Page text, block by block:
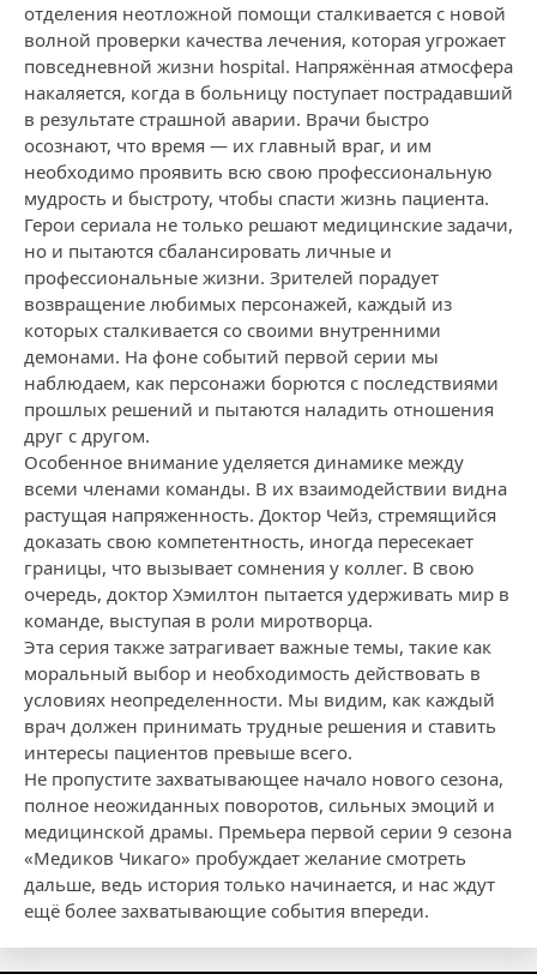
отделения неотложной помощи сталкивается с новой
волной проверки качества лечения, которая угрожает
повседневной жизни hospital. Напряжённая атмосфера
накаляется, когда в больницу поступает пострадавший
в результате страшной аварии. Врачи быстро
осознают, что время — их главный враг, и им
необходимо проявить всю свою профессиональную
мудрость и быстроту, чтобы спасти жизнь пациента.
Герои сериала не только решают медицинские задачи,
но и пытаются сбалансировать личные и
профессиональные жизни. Зрителей порадует
возвращение любимых персонажей, каждый из
которых сталкивается со своими внутренними
демонами. На фоне событий первой серии мы
наблюдаем, как персонажи борются с последствиями
прошлых решений и пытаются наладить отношения
друг с другом.
Особенное внимание уделяется динамике между
всеми членами команды. В их взаимодействии видна
растущая напряженность. Доктор Чейз, стремящийся
доказать свою компетентность, иногда пересекает
границы, что вызывает сомнения у коллег. В свою
очередь, доктор Хэмилтон пытается удерживать мир в
команде, выступая в роли миротворца.
Эта серия также затрагивает важные темы, такие как
моральный выбор и необходимость действовать в
условиях неопределенности. Мы видим, как каждый
врач должен принимать трудные решения и ставить
интересы пациентов превыше всего.
Не пропустите захватывающее начало нового сезона,
полное неожиданных поворотов, сильных эмоций и
медицинской драмы. Премьера первой серии 9 сезона
«Медиков Чикаго» пробуждает желание смотреть
дальше, ведь история только начинается, и нас ждут
ещё более захватывающие события впереди.